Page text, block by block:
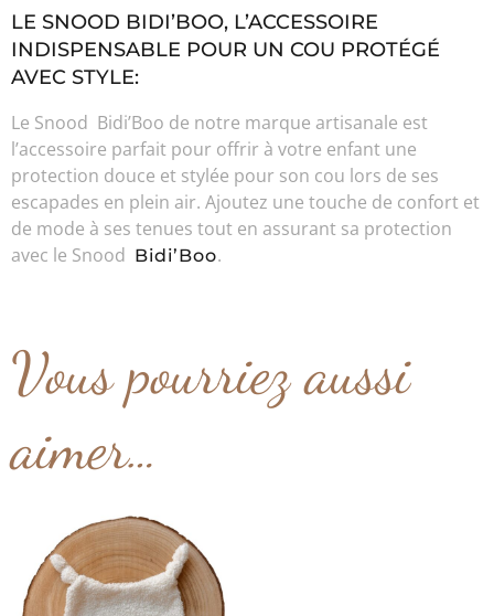
LE SNOOD BIDI’BOO, L’ACCESSOIRE
INDISPENSABLE POUR UN COU PROTÉGÉ
AVEC STYLE:
Le Snood Bidi’Boo de notre marque artisanale est
l’accessoire parfait pour offrir à votre enfant une
protection douce et stylée pour son cou lors de ses
escapades en plein air. Ajoutez une touche de confort et
de mode à ses tenues tout en assurant sa protection
avec le Snood Bidi’Boo.
Vous pourriez aussi
aimer…